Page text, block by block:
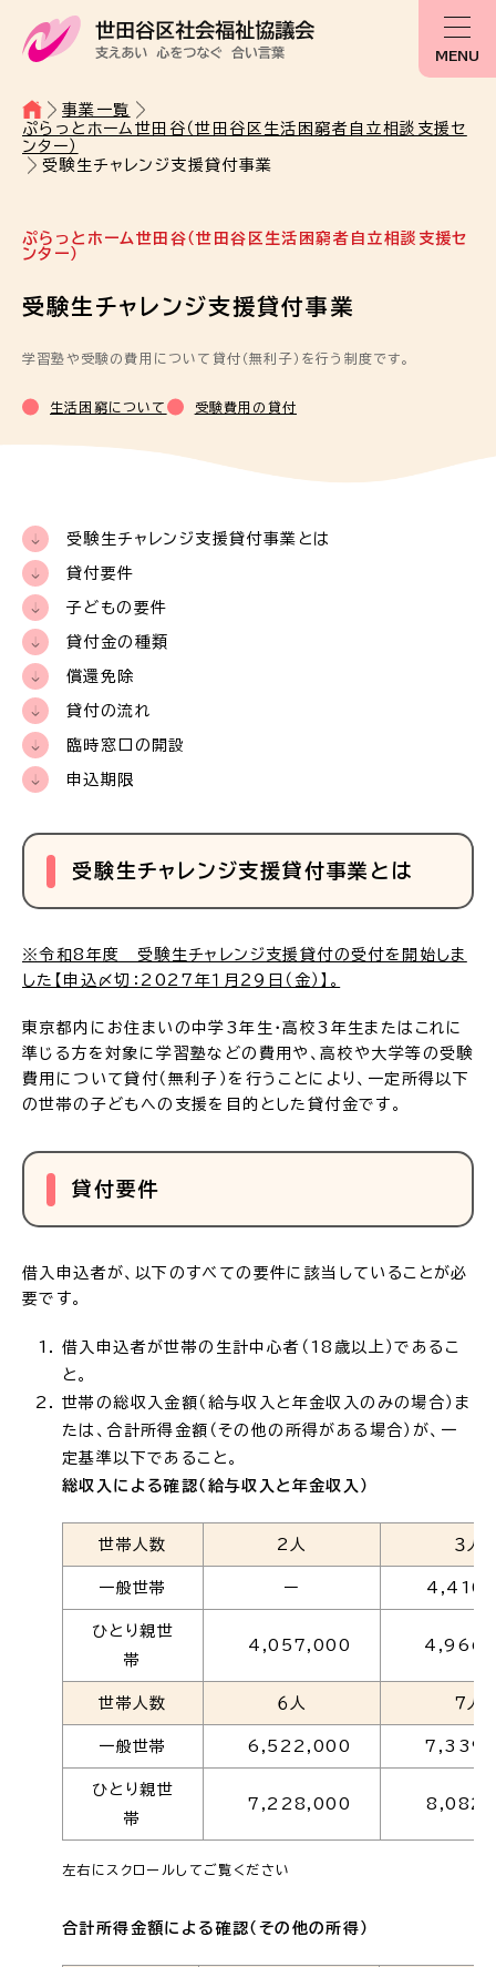
MENU
事業一覧
ぷらっとホーム世田谷（世田谷区生活困窮者自立相談支援セ
ンター）
受験生チャレンジ支援貸付事業
ぷらっとホーム世田谷（世田谷区生活困窮者自立相談支援セ
ンター）
受験生チャレンジ支援貸付事業
学習塾や受験の費用について貸付（無利子）を行う制度です。
生活困窮について 受験費用の貸付
受験生チャレンジ支援貸付事業とは
貸付要件
子どもの要件
貸付金の種類
償還免除
貸付の流れ
臨時窓口の開設
申込期限
受験生チャレンジ支援貸付事業とは
※令和8年度 受験生チャレンジ支援貸付の受付を開始しま
した【申込〆切：2027年１月２９日（金）】。
東京都内にお住まいの中学3年生・高校3年生またはこれに
準じる方を対象に学習塾などの費用や、高校や大学等の受験
費用について貸付（無利子）を行うことにより、一定所得以下
の世帯の子どもへの支援を目的とした貸付金です。
貸付要件
借入申込者が、以下のすべての要件に該当していることが必
要です。
借入申込者が世帯の生計中心者（18歳以上）であるこ
と。
世帯の総収入金額（給与収入と年金収入のみの場合）ま
たは、合計所得金額（その他の所得がある場合）が、一
定基準以下であること。
総収入による確認（給与収入と年金収入）
世帯人数 2人 ３人
一般世帯 ー
ひとり親世
帯
4,057,000
世帯人数 ６人 ７人
一般世帯 6,522,000
ひとり親世
帯
7,228,000
左右にスクロールしてご覧ください
合計所得金額による確認（その他の所得）